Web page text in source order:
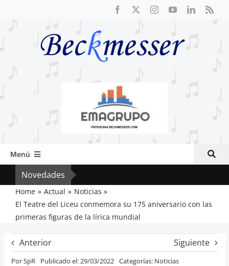
Menú
Inicio
Actual
Artículos
Crítica
Previos de ópera
Entrevistas
Novedades
Home Actual
Noticias
El Teatre del Liceu conmemora su 175 aniversario con las
primeras figuras de la lírica mundial
Anterior Siguiente
PorSpR Publicado el: 29/03/2022 Categorías: Noticias